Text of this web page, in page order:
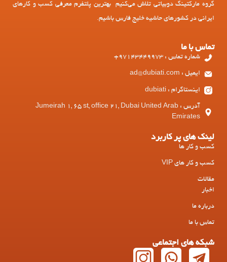
گروه مارکتینگ دوبیاتی تلاش می‌کنیم بهترین پلتفرم معرفی کسب و کارهای
ایرانی در کشورهای حاشیه خلیج فارس باشیم.
تماس با ما
شماره تماس : 97143449973+
ایمیل : ad@dubiati.com
اینستاگرام : dubiati
آدرس : Jumeirah 1, 65 st, office 21, Dubai United Arab
Emirates
لینک های پر کاربرد
کسب و کار ها
کسب و کار های VIP
مقالات
اخبار
درباره ما
تماس با ما
شبکه های اجتماعی